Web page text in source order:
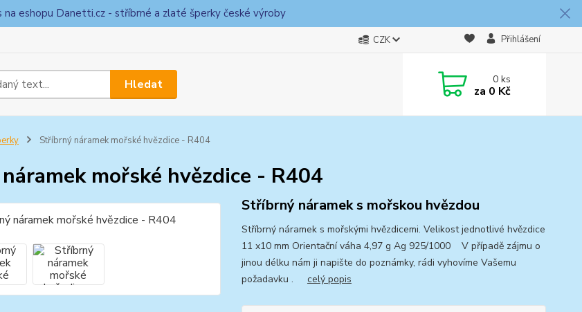
na eshopu Danetti.cz - stříbrné a zlaté šperky české výroby
CZK Přihlášení
Hledat 0ks
za 0 Kč
Stříbrný náramek mořské hvězdice - R404
mořské hvězdice - R404
Stříbrný náramek s mořskou hvězdou
Stříbrný náramek s mořskými hvězdicemi. Velikost jednotlivé hvězdice
11 x10 mm Orientační váha 4,97 g Ag 925/1000 V případě zájmu o
jinou délku nám ji napište do poznámky, rádi vyhovíme Vašemu
požadavku . celý popis